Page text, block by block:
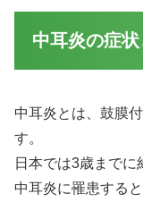
中耳炎の症
中耳炎とは、鼓膜
す。
日本では3歳まで
中耳炎に罹患する